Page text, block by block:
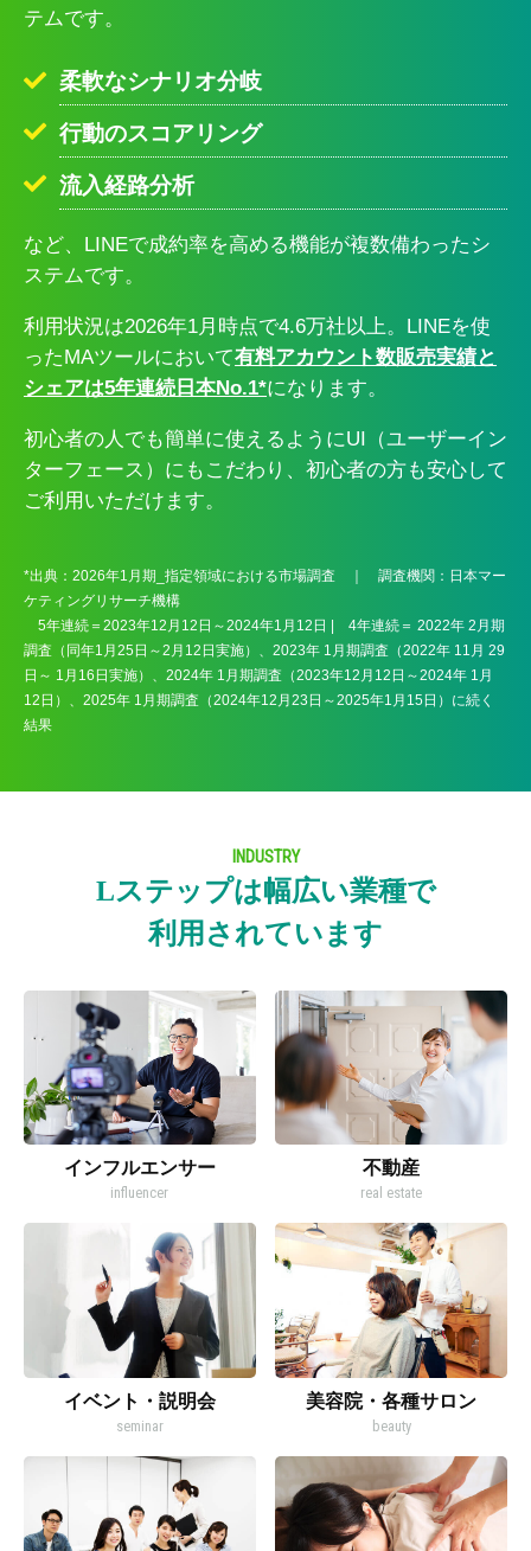
テムです。
柔軟なシナリオ分岐
行動のスコアリング
流入経路分析
など、LINEで成約率を高める機能が複数備わったシ
ステムです。
利用状況は2026年1月時点で4.6万社以上。LINEを使
ったMAツールにおいて有料アカウント数販売実績と
シェアは5年連続日本No.1*になります。
初心者の人でも簡単に使えるようにUI（ユーザーイン
ターフェース）にもこだわり、初心者の方も安心して
ご利用いただけます。
*出典：2026年1月期_指定領域における市場調査 ｜ 調査機関：日本マー
ケティングリサーチ機構
5年連続＝2023年12月12日～2024年1月12日 | 4年連続＝ 2022年 2月期
調査（同年1月25日～2月12日実施）、2023年 1月期調査（2022年 11月 29
日～ 1月16日実施）、2024年 1月期調査（2023年12月12日～2024年 1月
12日）、2025年 1月期調査（2024年12月23日～2025年1月15日）に続く
結果
INDUSTRY
Lステップは幅広い業種で
利用されています
インフルエンサー
influencer
不動産
real estate
イベント・説明会
seminar
美容院・各種サロン
beauty